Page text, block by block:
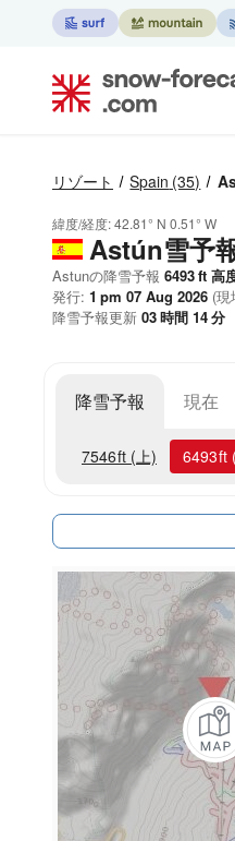
リゾート Spain (35)
緯度/経度:42.81° N 0.51° W
Astún雪予
Astunの降雪予報 6493ft 高
発行: 1 pm 07 Aug 2026 (
降雪予報更新 03時間 14分
降雪予報 現在
7546ft (上) 6493ft